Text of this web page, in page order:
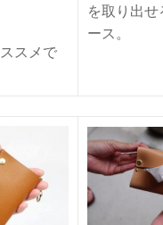
スメで
を取り出せ
ース。